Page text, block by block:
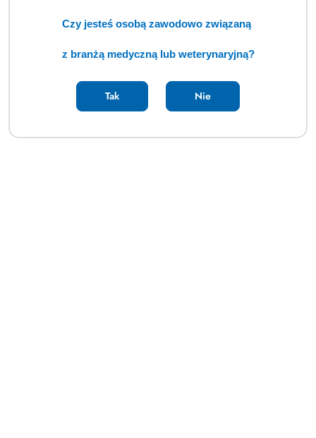
Czy jesteś osobą zawodowo związaną
z branżą medyczną lub weterynaryjną?
Tak Nie